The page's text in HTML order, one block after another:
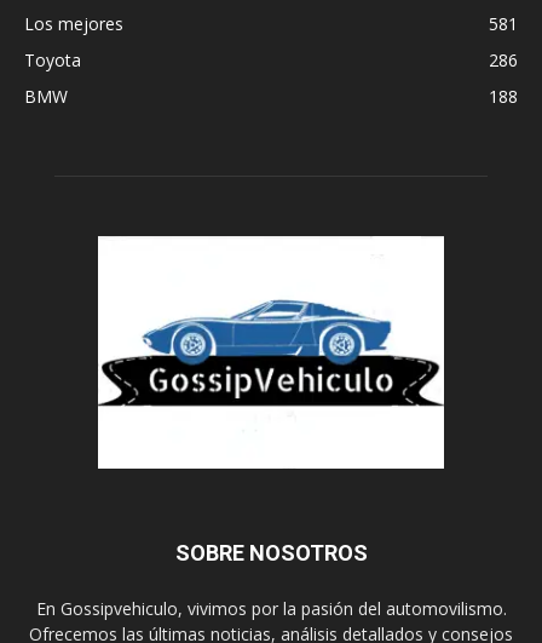
Los mejores
581
Toyota
286
BMW
188
SOBRE NOSOTROS
En Gossipvehiculo, vivimos por la pasión del automovilismo.
Ofrecemos las últimas noticias, análisis detallados y consejos